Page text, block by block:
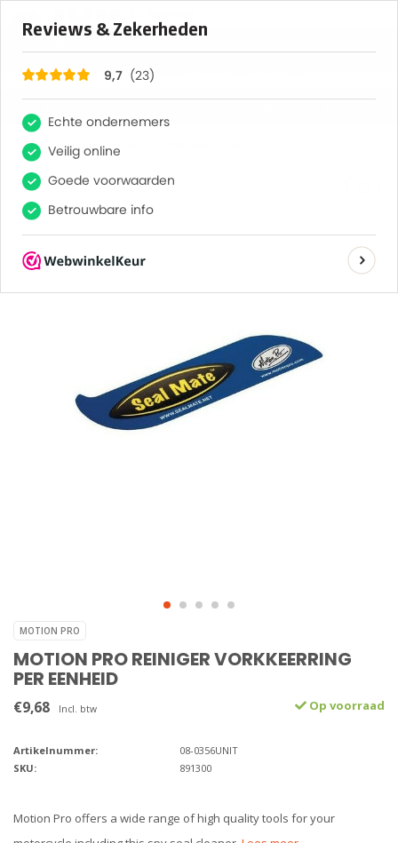
9,7
verzendkosten NL € 8,50 en B € 13,50
Home / REINIGER VORKKEERRING PER EENHEID
MOTION PRO
MOTION PRO REINIGER VORKKEERRING
PER EENHEID
€9,68 Incl. btw Op voorraad
Artikelnummer:
08-0356UNIT
SKU:
891300
Motion Pro offers a wide range of high quality tools for your